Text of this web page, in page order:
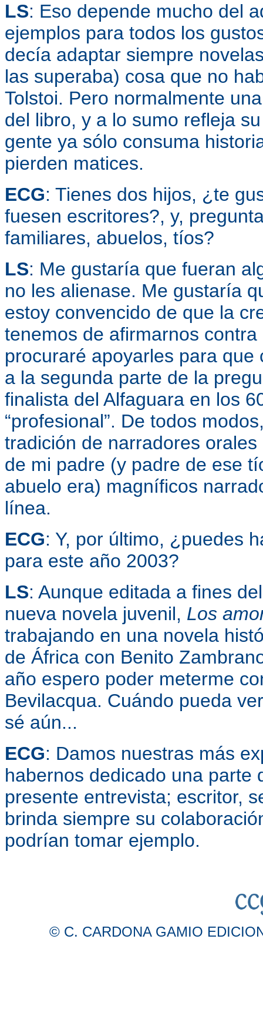
LS: Eso depende mucho del
ejemplos para todos los
decía adaptar siempre
las superaba) cosa que no
Tolstoi. Pero normalmente
del libro, y a lo sumo refleja
gente ya sólo consuma
pierden matices.
ECG: Tienes dos hijos, ¿te
fuesen escritores?, y,
familiares, abuelos, tíos?
LS: Me gustaría que fueran
no les alienase. Me gustaría
estoy convencido de que la
tenemos de afirmarnos
procuraré apoyarles para
a la segunda parte de la
finalista del Alfaguara en los
“profesional”. De todos
tradición de narradores
de mi padre (y padre de ese
abuelo era) magníficos
línea.
ECG: Y, por último, ¿puedes
para este año 2003?
LS: Aunque editada a fines
nueva novela juvenil, Los
trabajando en una novela
de África con Benito
año espero poder meterme
Bevilacqua. Cuándo pueda
sé aún...
ECG: Damos nuestras más
habernos dedicado una parte
presente entrevista; escritor,
brinda siempre su
podrían tomar ejemplo.
© C. CARDONA GAMIO